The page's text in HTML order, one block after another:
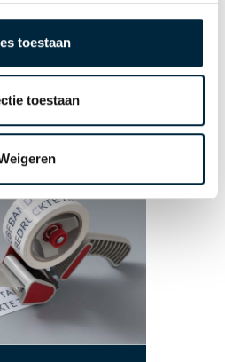
toestaan
toestaan
Versand